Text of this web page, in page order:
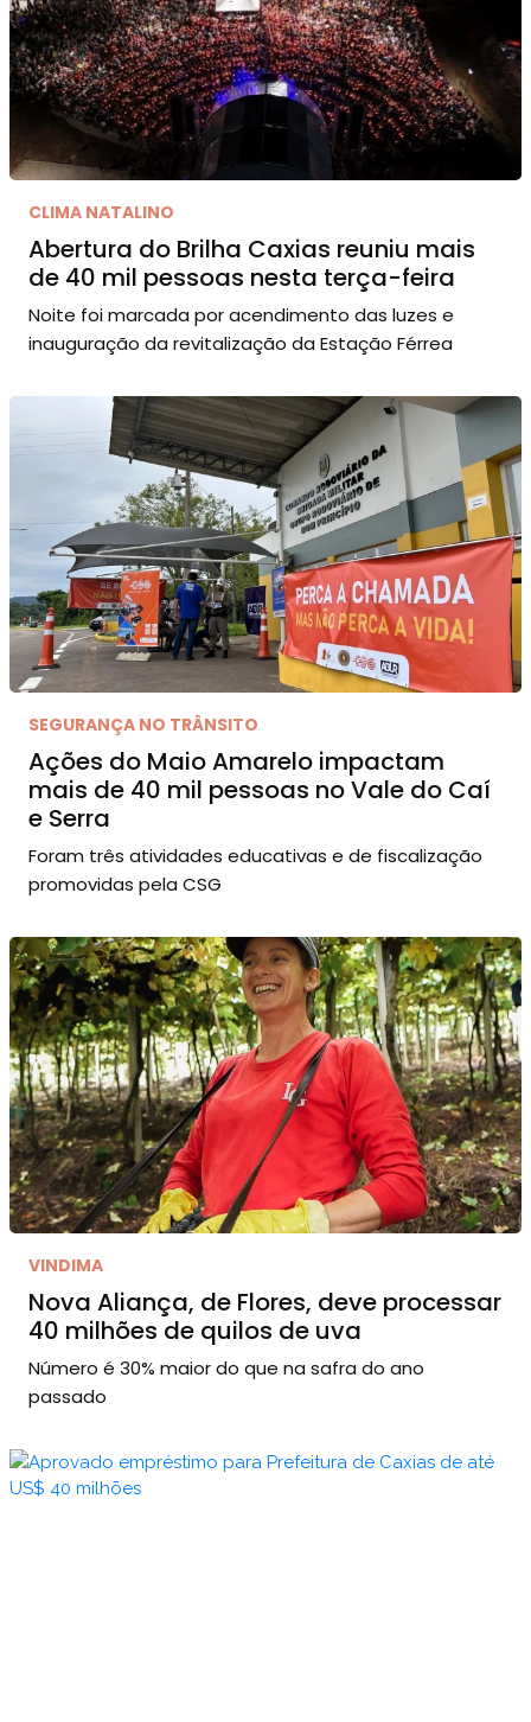
CLIMA NATALINO
Abertura do Brilha Caxias reuniu mais
de 40 mil pessoas nesta terça-feira
Noite foi marcada por acendimento das luzes e
inauguração da revitalização da Estação Férrea
SEGURANÇA NO TRÂNSITO
Ações do Maio Amarelo impactam
mais de 40 mil pessoas no Vale do Caí
e Serra
Foram três atividades educativas e de fiscalização
promovidas pela CSG
VINDIMA
Nova Aliança, de Flores, deve processar
40 milhões de quilos de uva
Número é 30% maior do que na safra do ano
passado